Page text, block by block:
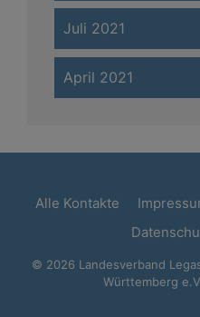
Juli 2021
April 2021
Alle Kontakte
© 2026 Landesverband
Württemberg